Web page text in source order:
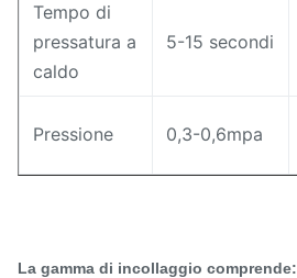
Tempo di
pressatura a
caldo
5-15 secondi
Pressione 0,3-0,6mpa
La gamma di incollaggio comprende: